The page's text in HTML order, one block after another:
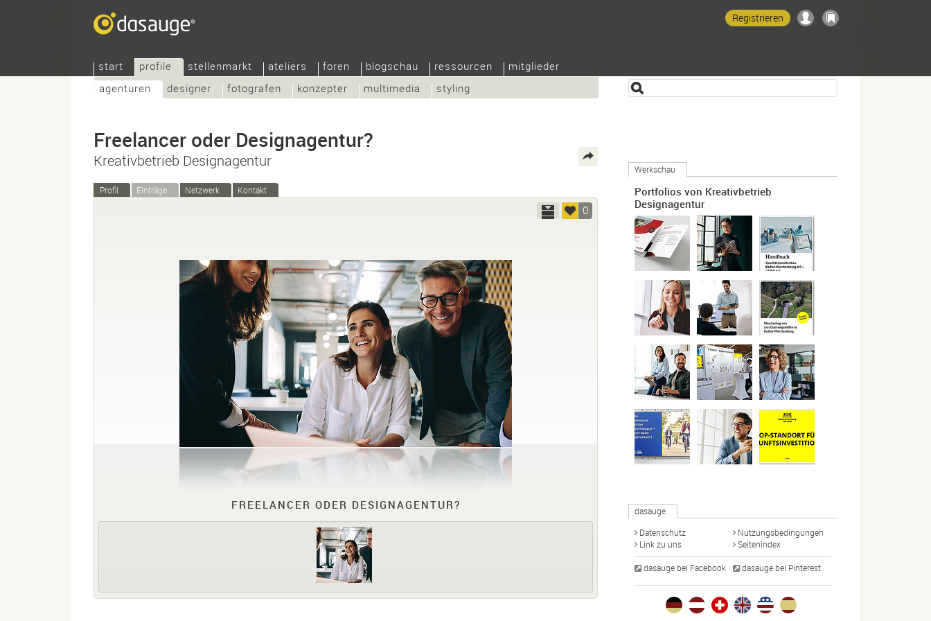
start
profile
agenturen
designer fotografen konzepter multimedia styling
stellenmarkt ateliers foren blogschau ressourcen mitglieder
Registrieren
Freelancer oder Designagentur?
Kreativbetrieb Designagentur
Profil Einträge Netzwerk Kontakt
FREELANCER ODER DESIGNAGENTUR?
0
Werkschau
Portfolios von Kreativbetrieb
Designagentur
dasauge
Datenschutz
Nutzungsbedingungen
Link zu uns
Seitenindex
dasauge bei Facebook dasauge bei Pinterest